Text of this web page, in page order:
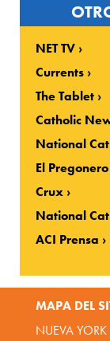
NET TV
Currents
The Tablet
Catholic
National
El Pregonero
Crux
National
ACI Prensa
MAPA DEL
NUEVA YORK